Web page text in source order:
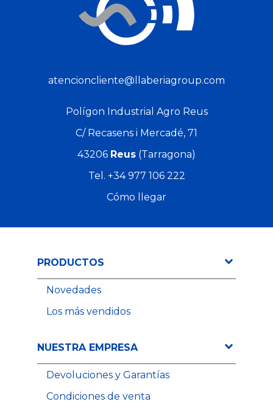
atencioncliente@llaberiagroup.com
Polígon Industrial Agro Reus
C/ Recasens i Mercadé, 71
43206 Reus (Tarragona)
Tel. +34 977 106 222
Cómo llegar
PRODUCTOS
Novedades
Los más vendidos
NUESTRA EMPRESA
Devoluciones y Garantías
Condiciones de venta